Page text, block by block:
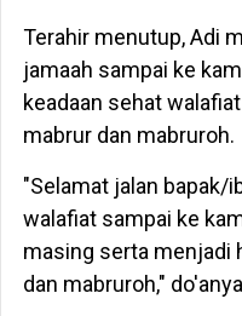
Terahir menutup, Adi
jamaah sampai ke
keadaan sehat
mabrur dan mabruroh.
"Selamat jalan bapak/
walafiat sampai ke
masing serta menjadi
dan mabruroh,"